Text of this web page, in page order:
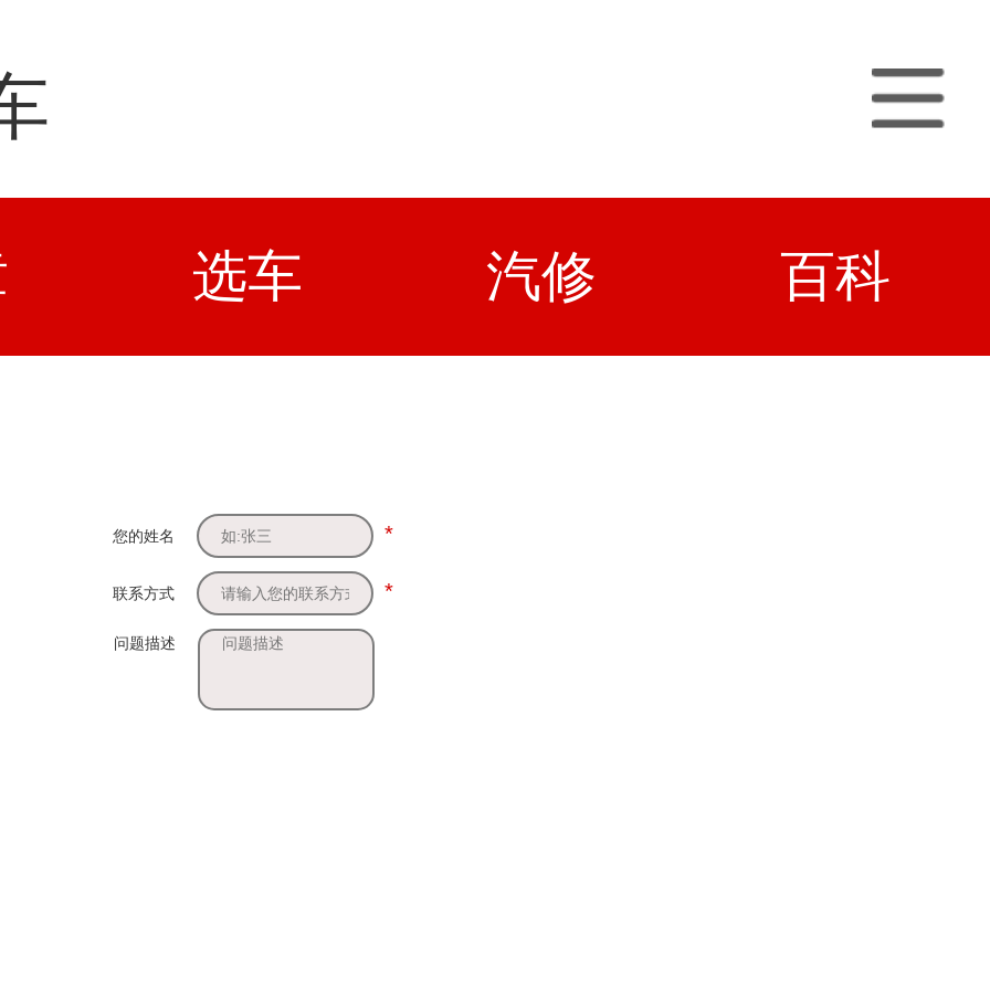
选车 汽修 百科
您的姓名 *
联系方式 *
问题描述